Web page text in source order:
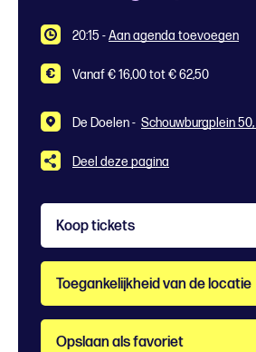
20:15 -Aan agenda toevoegen
Vanaf € 16,00 tot € 62,50
De Doelen - Schouwburgplein
Deel deze pagina
Koop tickets
Toegankelijkheid van de locatie
Opslaan als favoriet